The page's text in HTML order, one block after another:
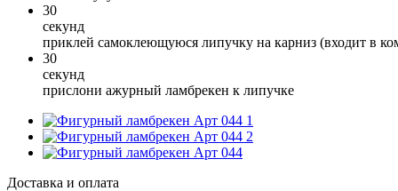
30
секунд
приклей самоклеющуюся липучку на карниз (входит в
30
секунд
прислони ажурный ламбрекен к липучке
1
2
Доставка и оплата